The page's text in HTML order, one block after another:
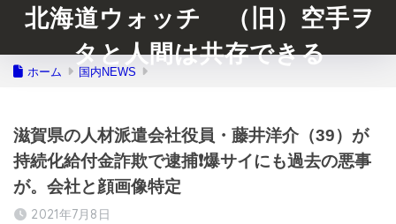
北海道ウォッチ （旧）空手ヲ
タと人間は共存できる
ホーム 国内NEWS
滋賀県の人材派遣会社役員・藤井洋介（39）が
持続化給付金詐欺で逮捕❗️爆サイにも過去の悪事
が。会社と顔画像特定
2021年7月8日